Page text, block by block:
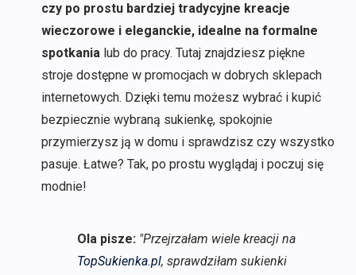
czy po prostu bardziej tradycyjne kreacje
wieczorowe i eleganckie, idealne na formalne
spotkanialub do pracy. Tutaj znajdziesz piękne
stroje dostępne w promocjach w dobrych sklepach
internetowych. Dzięki temu możesz wybrać i kupić
bezpiecznie wybraną sukienkę, spokojnie
przymierzysz ją w domu i sprawdzisz czy wszystko
pasuje. Łatwe? Tak, po prostu wyglądaj i poczuj się
modnie!
Ola pisze: "Przejrzałam wiele kreacji na
TopSukienka.pl, sprawdziłam sukienki